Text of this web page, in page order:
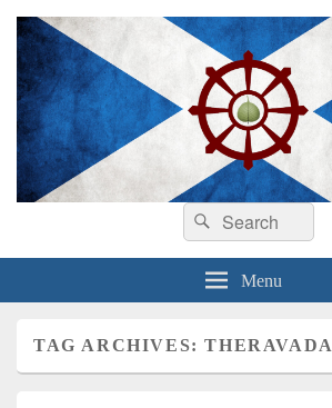
Search
for:
Search
Menu
TAG ARCHIVES:THERAVADA